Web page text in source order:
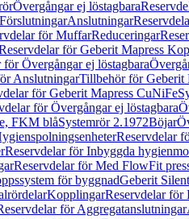
Övergångar ej löstagbara
Anslutningar
för MuffarReduceringar
för Geberit Mapress
för Övergångar ej löstagbara
AnslutningarTillbehör för Geberit
för Geberit Mapress CuNiFe
för Övergångar ej löstagbara
FKM blåSystemrör 2.1972Böjar
Reservdelar
Reservdelar för Inbyggda
Reservdelar för Med FlowFit
för byggnadGeberit
KopplingarReservdelar för
för Aggregatanslutningar